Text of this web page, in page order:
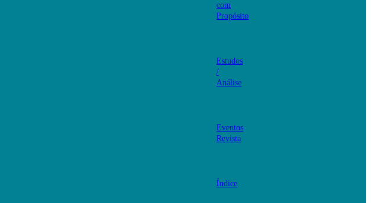
com
Propósito
Estudos
/
Análise
Eventos
Revista
Índice